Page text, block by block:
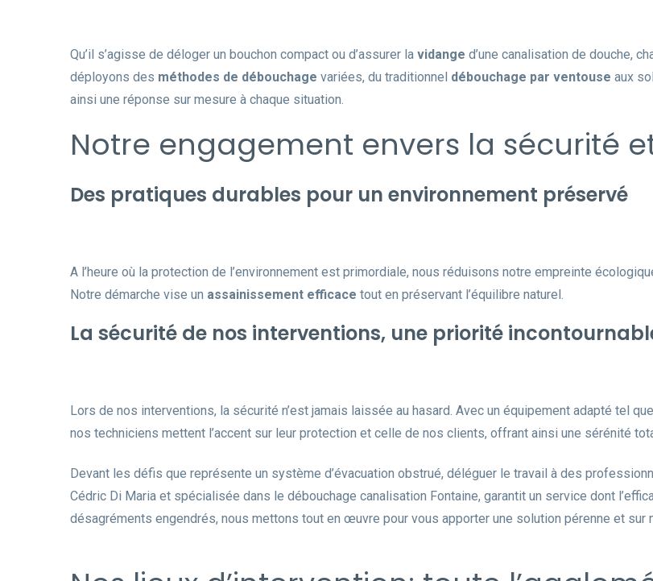
Qu’il s’agisse de déloger un bouchon compact ou d’assurer la vidange d’une canalisation de douche,
déployons des méthodes de débouchage variées, du traditionnel débouchage par ventouse aux
ainsi une réponse sur mesure à chaque situation.
Notre engagement envers la sécurité
Des pratiques durables pour un environnement préservé
A l’heure où la protection de l’environnement est primordiale, nous réduisons notre empreinte
Notre démarche vise un assainissement efficace tout en préservant l’équilibre naturel.
La sécurité de nos interventions, une priorité
Lors de nos interventions, la sécurité n’est jamais laissée au hasard. Avec un équipement adapté tel
nos techniciens mettent l’accent sur leur protection et celle de nos clients, offrant ainsi une sérénité
Devant les défis que représente un système d’évacuation obstrué, déléguer le travail à des
Cédric Di Maria et spécialisée dans le débouchage canalisation Fontaine, garantit un service dont
désagréments engendrés, nous mettons tout en œuvre pour vous apporter une solution pérenne et sur